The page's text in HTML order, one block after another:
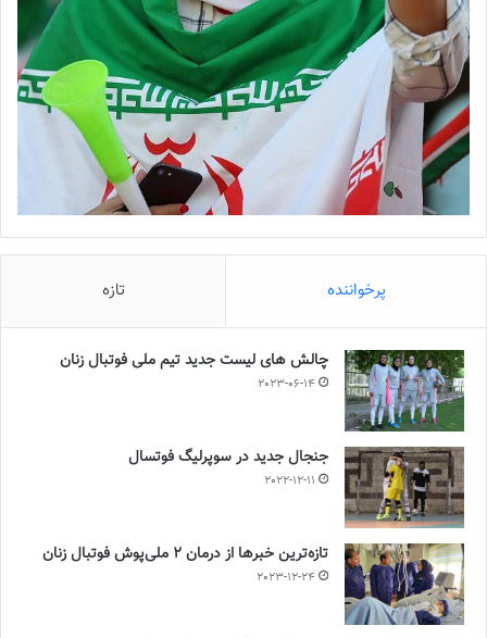
پرخواننده تازه
چالش هاى ليست جدید تيم ملى فوتبال زنان
2023-06-14
جنجال جدید در سوپرلیگ فوتسال
2022-12-11
تازه‌ترین خبرها از درمان ۲ ملی‌پوش فوتبال زنان
2023-12-24